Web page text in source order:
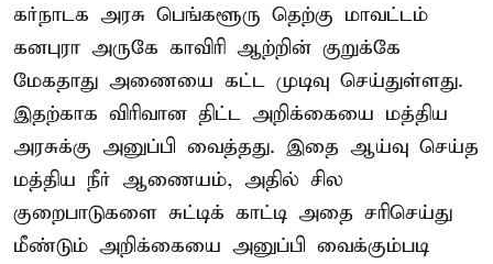
கர்நாடக அரசு பெங்களூரு தெற்கு மாவட்டம்
கனபுரா அருகே காவிரி ஆற்றின் குறுக்கே
மேகதாது அணையை கட்ட முடிவு செய்துள்ளது.
இதற்காக விரிவான திட்ட அறிக்கையை மத்திய
அரசுக்கு அனுப்பி வைத்தது. இதை ஆய்வு செய்த
மத்திய நீர் ஆணையம், அதில் சில
குறைபாடுகளை சுட்டிக் காட்டி அதை சரிசெய்து
மீண்டும் அறிக்கையை அனுப்பி வைக்கும்படி